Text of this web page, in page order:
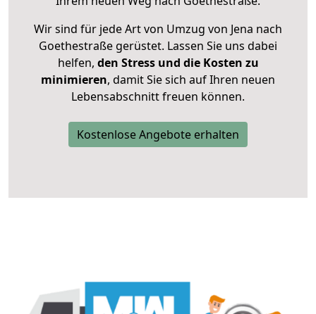
Wir sind für jede Art von Umzug von Jena nach
Goethestraße gerüstet. Lassen Sie uns dabei
helfen, den Stress und die Kosten zu
minimieren, damit Sie sich auf Ihren neuen
Lebensabschnitt freuen können.
Kostenlose Angebote erhalten